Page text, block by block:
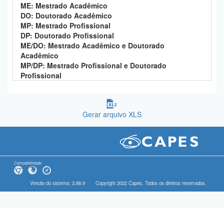
ME: Mestrado Acadêmico
DO: Doutorado Acadêmico
MP: Mestrado Profissional
DP: Doutorado Profissional
ME/DO: Mestrado Acadêmico e Doutorado
Acadêmico
MP/DP: Mestrado Profissional e Doutorado
Profissional
Gerar arquivo XLS
Compatibilidade
Versão do sistema: 3.88.9 Copyright 2022 Capes. Todos os direitos reservados.